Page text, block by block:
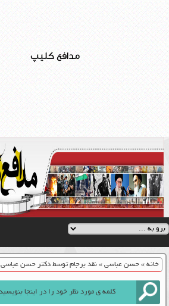
مدافع کلیپ
خانه» حسن عباسی» نقد برجام توسط دکتر حسن عباسی